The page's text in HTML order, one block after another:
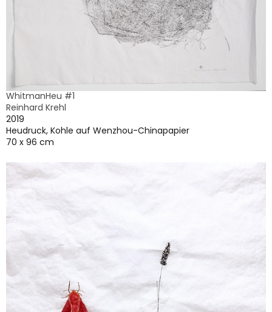
WhitmanHeu #1
Reinhard Krehl
2019
Heudruck, Kohle auf Wenzhou-Chinapapier
70 x 96 cm